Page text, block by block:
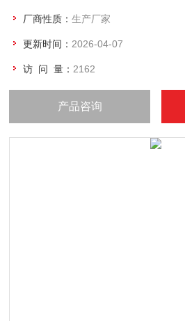
厂商性质：生产厂家
更新时间： 2026-04-07
访 问 量： 2162
产品咨询